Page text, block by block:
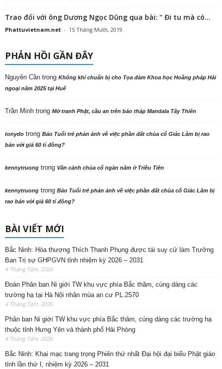
Trao đổi với ông Dương Ngọc Dũng qua bài: “ Đi tu mà có...
Phattuvietnam.net - 15 Tháng Mười, 2019
PHẢN HỒI GẦN ĐÂY
Nguyên Cần trong Không khí chuẩn bị cho Tọa đàm Khoa học Hoằng pháp Hải
ngoại năm 2025 tại Huế
Trần Minh trong Mở tranh Phật, cầu an trên bảo tháp Mandala Tây Thiên
tonydo trong Báo Tuổi trẻ phản ảnh về việc phần đất chùa cổ Giác Lâm bị rao
bán với giá 60 tỉ đồng?
kennytruong trong Vãn cảnh chùa cổ ngàn năm ở Triều Tiên
kennytruong trong Báo Tuổi trẻ phản ảnh về việc phần đất chùa cổ Giác Lâm bị
rao bán với giá 60 tỉ đồng?
BÀI VIẾT MỚI
Bắc Ninh: Hòa thượng Thích Thanh Phụng được tái suy cử làm Trưởng
Ban Trị sự GHPGVN tỉnh nhiệm kỳ 2026 – 2031
4 Tháng Tám, 2026
Đoàn Phân ban Ni giới TW khu vực phía Bắc thăm, cúng dàng các
trường hạ tại Hà Nội nhân mùa an cư PL.2570
4 Tháng Tám, 2026
Phân ban Ni giới TW khu vực phía Bắc thăm, cúng dàng các trường hạ
thuộc tỉnh Hưng Yên và thành phố Hải Phòng
4 Tháng Tám, 2026
Bắc Ninh: Khai mạc trang trọng Phiên thứ nhất Đại hội đại biểu Phật giáo
tỉnh lần thứ I, nhiệm kỳ 2026 – 2031